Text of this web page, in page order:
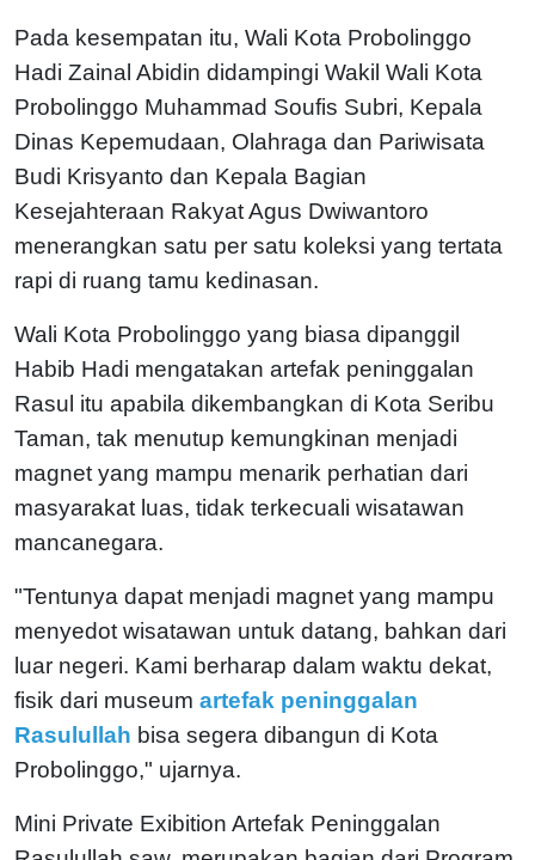
Pada kesempatan itu, Wali Kota Probolinggo
Hadi Zainal Abidin didampingi Wakil Wali Kota
Probolinggo Muhammad Soufis Subri, Kepala
Dinas Kepemudaan, Olahraga dan Pariwisata
Budi Krisyanto dan Kepala Bagian
Kesejahteraan Rakyat Agus Dwiwantoro
menerangkan satu per satu koleksi yang tertata
rapi di ruang tamu kedinasan.
Wali Kota Probolinggo yang biasa dipanggil
Habib Hadi mengatakan artefak peninggalan
Rasul itu apabila dikembangkan di Kota Seribu
Taman, tak menutup kemungkinan menjadi
magnet yang mampu menarik perhatian dari
masyarakat luas, tidak terkecuali wisatawan
mancanegara.
"Tentunya dapat menjadi magnet yang mampu
menyedot wisatawan untuk datang, bahkan dari
luar negeri. Kami berharap dalam waktu dekat,
fisik dari museum artefak peninggalan
Rasulullah bisa segera dibangun di Kota
Probolinggo," ujarnya.
Mini Private Exibition Artefak Peninggalan